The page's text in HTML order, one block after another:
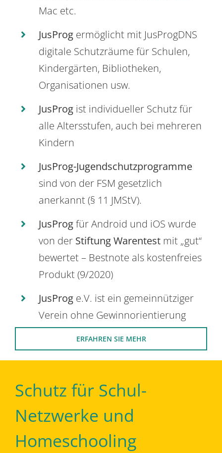
Mac etc.
JusProg ermöglicht mit JusProgDNS
digitale Schutzräume für Schulen,
Kindergärten, Bibliotheken,
Organisationen usw.
JusProg ist individueller Schutz für
alle Altersstufen, auch bei mehreren
Kindern
JusProg-Jugendschutzprogramme
sind von der FSM gesetzlich
anerkannt (§ 11 JMStV).
JusProgfür Android und iOS wurde
von der Stiftung Warentest mit „gut“
bewertet – Bestnote als kostenfreies
Produkt (9/2020)
JusProg e.V. ist ein gemeinnütziger
Verein ohne Gewinnorientierung
ERFAHREN SIE MEHR
Schutz für Schul-
Netzwerke und
Homeschooling